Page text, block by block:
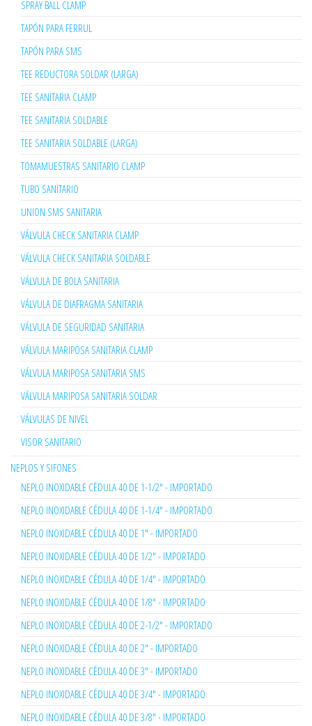
SPRAY BALL CLAMP
TAPÓN PARA FERRUL
TAPÓN PARA SMS
TEE REDUCTORA SOLDAR (LARGA)
TEE SANITARIA CLAMP
TEE SANITARIA SOLDABLE
TEE SANITARIA SOLDABLE (LARGA)
TOMAMUESTRAS SANITARIO CLAMP
TUBO SANITARIO
UNION SMS SANITARIA
VÁLVULA CHECK SANITARIA CLAMP
VÁLVULA CHECK SANITARIA SOLDABLE
VÁLVULA DE BOLA SANITARIA
VÁLVULA DE DIAFRAGMA SANITARIA
VÁLVULA DE SEGURIDAD SANITARIA
VÁLVULA MARIPOSA SANITARIA CLAMP
VÁLVULA MARIPOSA SANITARIA SMS
VÁLVULA MARIPOSA SANITARIA SOLDAR
VÁLVULAS DE NIVEL
VISOR SANITARIO
NEPLOS Y SIFONES
NEPLO INOXIDABLE CÉDULA 40 DE 1-1/2" - IMPORTADO
NEPLO INOXIDABLE CÉDULA 40 DE 1-1/4" - IMPORTADO
NEPLO INOXIDABLE CÉDULA 40 DE 1" - IMPORTADO
NEPLO INOXIDABLE CÉDULA 40 DE 1/2" - IMPORTADO
NEPLO INOXIDABLE CÉDULA 40 DE 1/4" - IMPORTADO
NEPLO INOXIDABLE CÉDULA 40 DE 1/8" - IMPORTADO
NEPLO INOXIDABLE CÉDULA 40 DE 2-1/2" - IMPORTADO
NEPLO INOXIDABLE CÉDULA 40 DE 2" - IMPORTADO
NEPLO INOXIDABLE CÉDULA 40 DE 3" - IMPORTADO
NEPLO INOXIDABLE CÉDULA 40 DE 3/4" - IMPORTADO
NEPLO INOXIDABLE CÉDULA 40 DE 3/8" - IMPORTADO